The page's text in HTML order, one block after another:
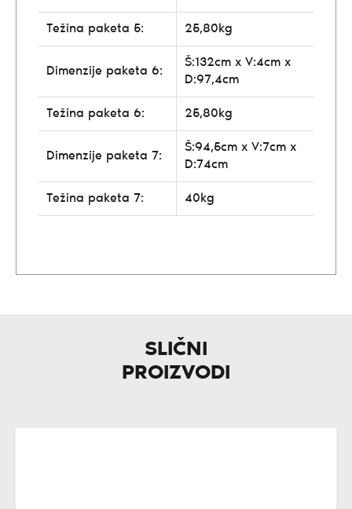
Težina paketa 5: 25,80kg
Dimenzije paketa 6:
Š:132cm x V:4cm x
D:97,4cm
Težina paketa 6: 25,80kg
Dimenzije paketa 7:
Š:94,5cm x V:7cm x
D:74cm
Težina paketa 7: 40kg
SLIČNI
PROIZVODI